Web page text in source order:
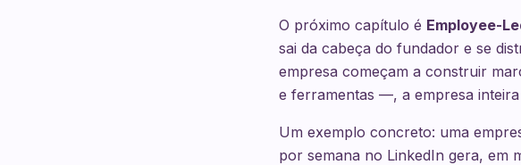
O próximo capítulo é Employee-
sai da cabeça do fundador e se
empresa começam a construir
e ferramentas —, a empresa
Um exemplo concreto: uma
por semana no LinkedIn gera, em